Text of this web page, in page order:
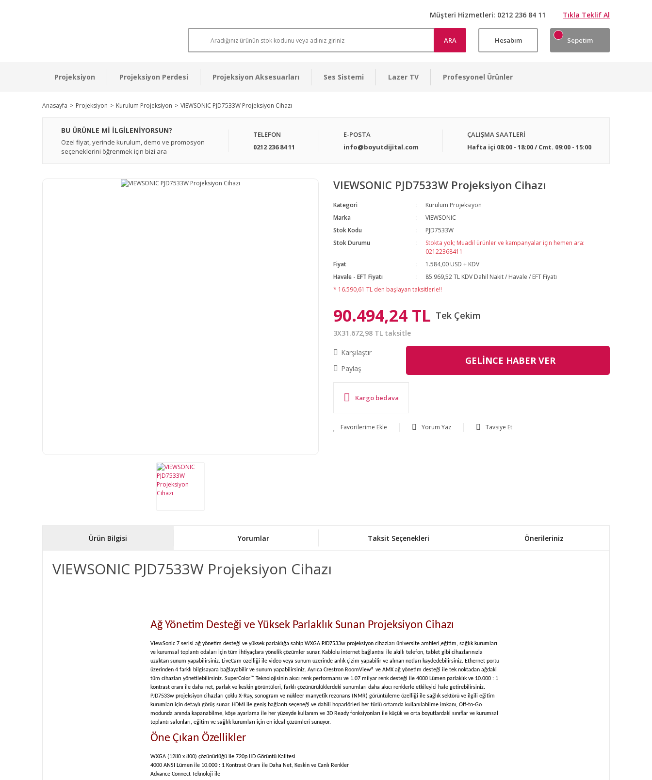
Müşteri Hizmetleri: 0212 236 84 11 Tıkla Teklif Al
ARA Hesabım Sepetim
Projeksiyon Projeksiyon Perdesi Projeksiyon Aksesuarları Ses Sistemi Lazer TV Profesyonel Ürünler
Anasayfa Projeksiyon Kurulum Projeksiyon VIEWSONIC PJD7533W Projeksiyon Cihazı
BU ÜRÜNLE Mİ İLGİLENİYORSUN?
Özel fiyat, yerinde kurulum, demo ve promosyon
seçeneklerini öğrenmek için bizi ara
TELEFON
0212 236 84 11
E-POSTA
info@boyutdijital.com
ÇALIŞMA SAATLERİ
Hafta içi 08:00 - 18:00 / Cmt. 09:00 - 15:00
VIEWSONIC PJD7533W Projeksiyon Cihazı
Kategori
Kurulum Projeksiyon
Marka
VIEWSONIC
Stok Kodu
PJD7533W
Stok Durumu
Stokta yok; Muadil ürünler ve kampanyalar için hemen ara:
02122368411
Fiyat
1.584,00 USD + KDV
Havale - EFT Fiyatı
85.969,52 TL KDV Dahil Nakit / Havale / EFT Fiyatı
* 16.590,61 TL den başlayan taksitlerle!!
90.494,24 TL Tek Çekim
3X31.672,98 TL taksitle
Karşılaştır
Paylaş
GELİNCE HABER VER
Kargo bedava
Yorum Yaz Tavsiye Et
Ürün Bilgisi Yorumlar Taksit Seçenekleri Önerileriniz
VIEWSONIC PJD7533W Projeksiyon Cihazı
Ağ Yönetim Desteği ve Yüksek Parlaklık Sunan Projeksiyon Cihazı
ViewSonic 7 serisi ağ yönetim desteği ve yüksek parlaklığa sahip WXGA PJD7533w projeksiyon cihazları üniversite amfileri,eğitim, sağlık kurumları
ve kurumsal toplantı odaları için tüm ihtiyaçlara yönelik çözümler sunar. Kablolu internet bağlantısı ile akıllı telefon, tablet gibi cihazlarınızla
uzaktan sunum yapabilirsiniz. LiveCam özelliği ile video veya sunum üzerinde anlık çizim yapabilir ve alınan notları kaydedebilirsiniz. Ethernet portu
üzerinden 4 farklı bilgisayara bağlayabilir ve sunum yapabilirsiniz. Ayrıca Crestron RoomView® ve AMX ağ yönetim desteği ile tek noktadan ağdaki
tüm cihazları yönetilebilirsiniz. SuperColor™ Teknolojisinin akıcı renk performansı ve 1.07 milyar renk desteği ile 4000 Lümen parlaklık ve 10.000 : 1
kontrast oranı ile daha net, parlak ve keskin görüntüleri, farklı çözünürülüklerdeki sunumları daha akıcı renklerle etkileyici hale getirebilirsiniz.
PJD7533w projeksiyon cihazları çoklu X-Ray, sonogram ve nükleer manyetik rezonans (NMR) görüntüleme özelliği ile sağlık sektörü ve ilgili eğitim
kurumları için detaylı görüş sunar. HDMI ile geniş bağlantı seçeneği ve dahili hoparlörleri her türlü ortamda kullanılabilme imkanı, Off-to-Go
modunda anında kapanabilme, köşe ayarlama ile her yüzeyde kullanım ve 3D Ready fonksiyonları ile küçük ve orta boyutlardaki sınıflar ve kurumsal
toplantı salonları, eğitim ve sağlık kurumları için en ideal çözümleri sunuyor.
Öne Çıkan Özellikler
WXGA (1280 x 800) çözünürlüğü ile 720p HD Görüntü Kalitesi
4000 ANSI Lümen ile 10.000 : 1 Kontrast Oranı ile Daha Net, Keskin ve Canlı Renkler
Advance Connect Teknoloji ile